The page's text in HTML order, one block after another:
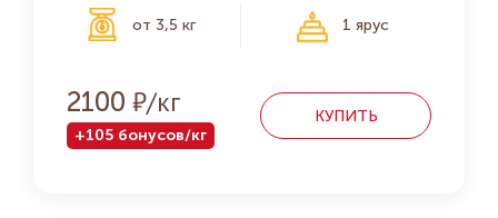
от 3,5 кг 1 ярус
2100 Р
+105 бонусов/кг
КУПИТЬ